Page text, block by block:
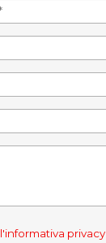
l'informativa privacy